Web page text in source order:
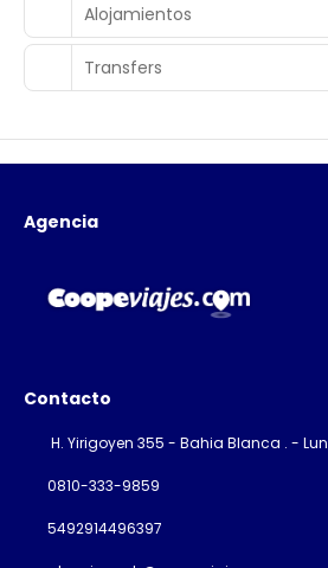
Alojamientos
Transfers
Agencia
Contacto
H. Yirigoyen 355 - Bahia Blanca . -
0810-333-9859
5492914496397